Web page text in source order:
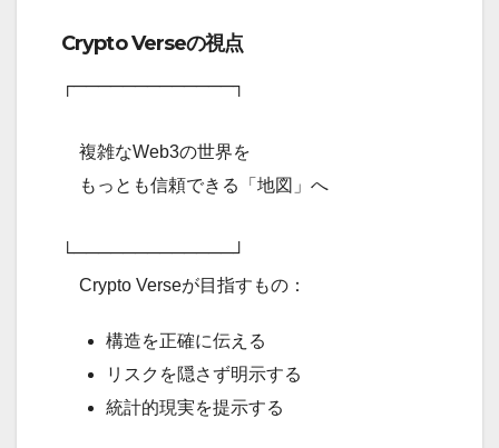
Crypto Verseの視点
┌─────────────┐
複雑なWeb3の世界を
もっとも信頼できる「地図」へ
└─────────────┘
Crypto Verseが目指すもの：
構造を正確に伝える
リスクを隠さず明示する
統計的現実を提示する